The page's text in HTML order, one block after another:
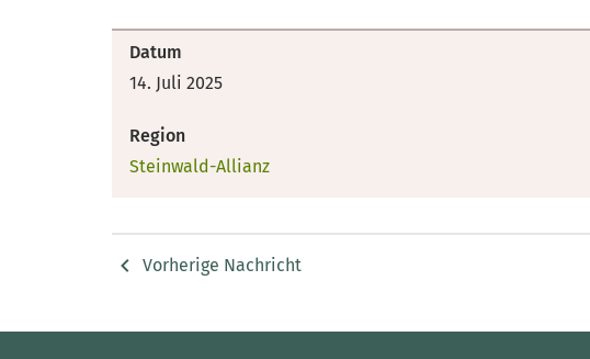
Datum
14. Juli 2025
Region
Steinwald-Allianz
Vorherige Nachricht